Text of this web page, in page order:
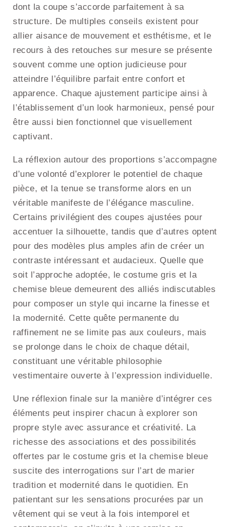
dont la coupe s’accorde parfaitement à sa
structure. De multiples conseils existent pour
allier aisance de mouvement et esthétisme, et le
recours à des retouches sur mesure se présente
souvent comme une option judicieuse pour
atteindre l’équilibre parfait entre confort et
apparence. Chaque ajustement participe ainsi à
l’établissement d’un look harmonieux, pensé pour
être aussi bien fonctionnel que visuellement
captivant.
La réflexion autour des proportions s’accompagne
d’une volonté d’explorer le potentiel de chaque
pièce, et la tenue se transforme alors en un
véritable manifeste de l’élégance masculine.
Certains privilégient des coupes ajustées pour
accentuer la silhouette, tandis que d’autres optent
pour des modèles plus amples afin de créer un
contraste intéressant et audacieux. Quelle que
soit l’approche adoptée, le costume gris et la
chemise bleue demeurent des alliés indiscutables
pour composer un style qui incarne la finesse et
la modernité. Cette quête permanente du
raffinement ne se limite pas aux couleurs, mais
se prolonge dans le choix de chaque détail,
constituant une véritable philosophie
vestimentaire ouverte à l’expression individuelle.
Une réflexion finale sur la manière d’intégrer ces
éléments peut inspirer chacun à explorer son
propre style avec assurance et créativité. La
richesse des associations et des possibilités
offertes par le costume gris et la chemise bleue
suscite des interrogations sur l’art de marier
tradition et modernité dans le quotidien. En
patientant sur les sensations procurées par un
vêtement qui se veut à la fois intemporel et